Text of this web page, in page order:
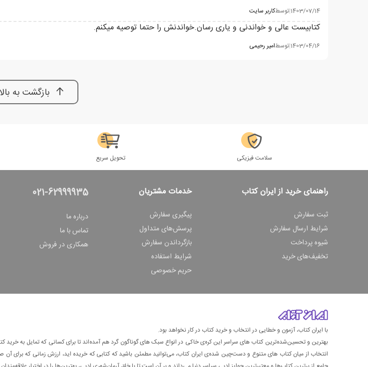
1403/07/14
|توسطکاربر سایت
کتابیست عالی و خواندنی و یاری رسان.خواندنش را حتما توصیه میکنم.
1403/04/16
|توسطامیر رحیمی
بازگشت به بالا
سلامت فیزیکی تحویل سریع
راهنمای خرید از ایران کتاب
ثبت سفارش
شرایط ارسال سفارش
شیوه پرداخت
تخفیف‌های خرید
خدمات مشتریان
پیگیری سفارش
پرسش‌های متداول
بازگرداندن سفارش
شرایط استفاده
حریم خصوصی
021-62999935
درباره ما
تماس با ما
همکاری در فروش
با ایران کتاب، آزمون و خطایی در انتخاب و خرید کتاب در کار نخواهد بود.
بهترین و تحسین‌شده‌ترین کتاب‌ های سراسر این کره‌ی خاکی در انواع سبک های گوناگون گرد هم آمده‌اند تا برای کسانی که تمایل به خرید
انتخاب از میان کتاب های متنوع و دست‌چین شده‌ی ایران کتاب، می‌توانید مطمئن باشید که کتابی که خریده اید، ارزش زمانی که برای آن